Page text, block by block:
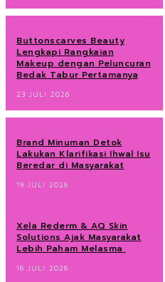
Buttonscarves Beauty
Lengkapi Rangkaian
Makeup dengan Peluncuran
Bedak Tabur Pertamanya
23 JULI 2026
Brand Minuman Detok
Lakukan Klarifikasi Ihwal Isu
Beredar di Masyarakat
19 JULI 2026
Xela Rederm & AQ Skin
Solutions Ajak Masyarakat
Lebih Paham Melasma
16 JULI 2026